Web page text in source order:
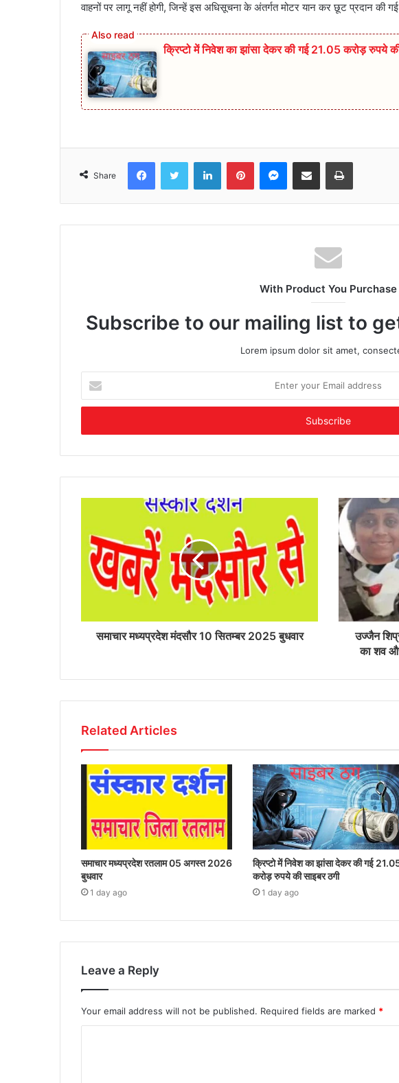
वाहनों पर लागू नहीं होगी, जिन्हें इस अधिसूचना के अंतर्गत मोटर यान कर छूट प्रदान की
क्रिप्टो में निवेश का झांसा देकर की गई 21.05 करोड़ रुपये
Share
FacebookTwitter LinkedInPinterestMessenger
Share via Email Print
With Product You Purchase
Subscribe to our mailing list to
Lorem ipsum dolor sit amet,
your
Email
समाचार मध्यप्रदेश मंदसौर 10 सितम्बर 2025 बुधवार
उज्जैन
का शव और
Related Articles
समाचार मध्यप्रदेश रतलाम 05 अगस्त 2026
बुधवार
1 day ago
क्रिप्टो में निवेश का झांसा देकर की गई
करोड़ रुपये की साइबर ठगी
1 day ago
Leave a Reply
Your email address will not be published. Required fields are marked *